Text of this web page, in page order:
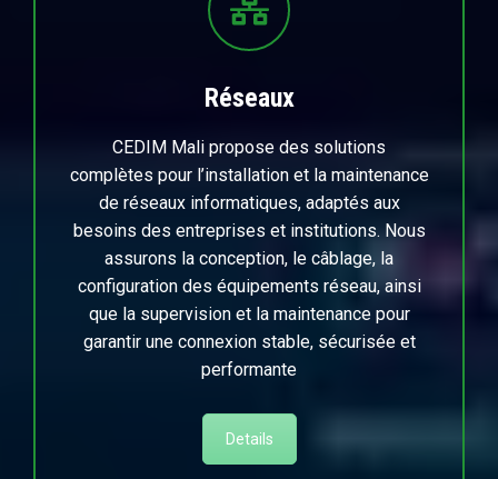
Réseaux
CEDIM Mali propose des solutions
complètes pour l’installation et la maintenance
de réseaux informatiques, adaptés aux
besoins des entreprises et institutions. Nous
assurons la conception, le câblage, la
configuration des équipements réseau, ainsi
que la supervision et la maintenance pour
garantir une connexion stable, sécurisée et
performante
Details